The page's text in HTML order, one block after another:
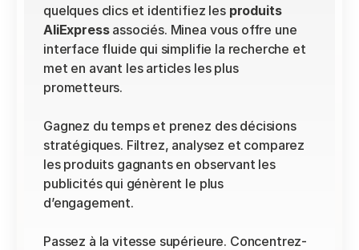
quelques clics et identifiez les produits
AliExpress associés. Minea vous offre une
interface fluide qui simplifie la recherche et
met en avant les articles les plus
prometteurs.
Gagnez du temps et prenez des décisions
stratégiques. Filtrez, analysez et comparez
les produits gagnants en observant les
publicités qui génèrent le plus
d’engagement.
Passez à la vitesse supérieure. Concentrez-